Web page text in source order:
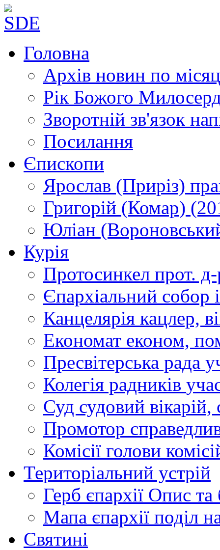
Головна
Архів новин по
Рік Божого
Зворотній зв'язок
Посилання
Єпископи
Ярослав (Приріз)
Григорій (Комар)
Юліан
Курія
Протосинкел прот.
Єпархіальний собор
Канцелярія кацлер,
Економат економ,
Пресвітерська рада
Колегія радників
Суд судовий вікарій,
Промотор
Комісії голови
Територіальний устрій
Герб єпархії Опис та
Мапа єпархії поділ
Святині